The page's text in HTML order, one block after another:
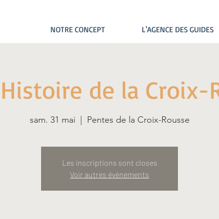
NOTRE CONCEPT L'AGENCE DES GUIDES
de la Croix-
sam. 31 mai Pentes de la Croix-Rousse
Les inscriptions sont closes
Voir autres événements